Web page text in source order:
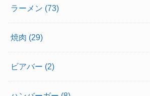
ラーメン (73)
焼肉 (29)
ビアバー (2)